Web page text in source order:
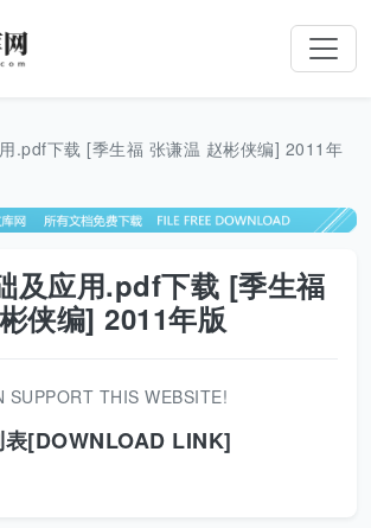
.pdf下载 [季生福 张谦温 赵彬侠编] 2011年
及应用.pdf下载 [季生福
侠编] 2011年版
SUPPORT THIS WEBSITE!
[DOWNLOAD LINK]